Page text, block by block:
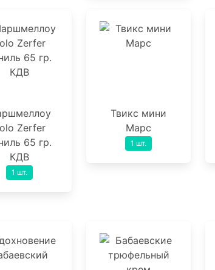
Zerfer
65 гр.
КДВ
1 шт.
Твикс мини
Марс
1 шт.